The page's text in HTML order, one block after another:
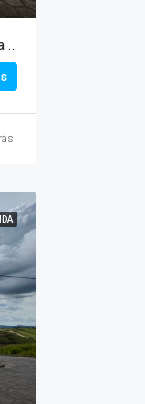
VENDA – Terreno de 348,00 m² no bairro Serra Azul!!!